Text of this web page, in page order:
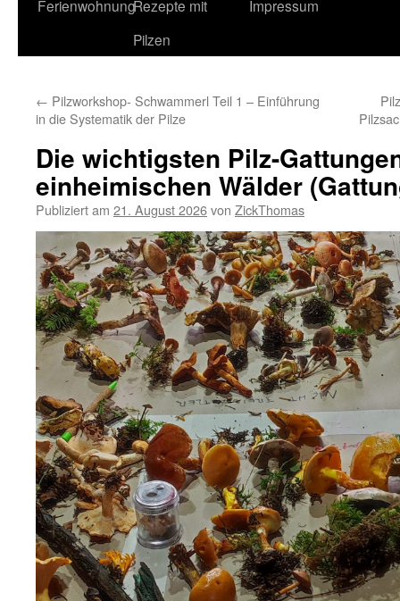
FerienwohnungRezepte mit
Pilzen
Impressum
← Pilzworkshop- Schwammerl Teil 1 – Einführung
in die Systematik der Pilze
Die wichtigsten Pilz-
einheimischen Wälder
Publiziert am 21. August 2026von ZickThomas